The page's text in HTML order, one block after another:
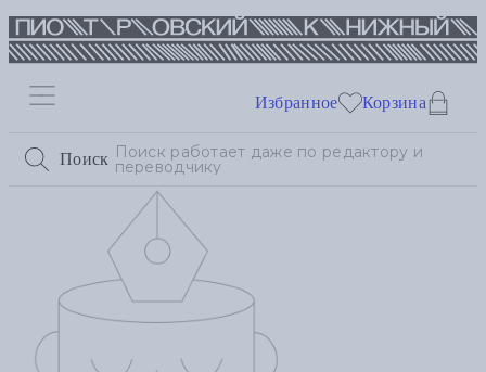
Поиск
Избранное Корзина